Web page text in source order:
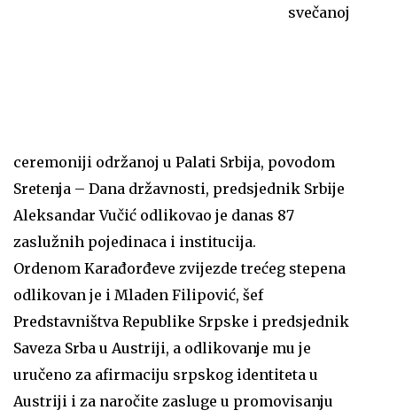
svečanoj
ceremoniji održanoj u Palati Srbija, povodom
Sretenja – Dana državnosti, predsjednik Srbije
Aleksandar Vučić odlikovao je danas 87
zaslužnih pojedinaca i institucija.
Ordenom Karađorđeve zvijezde trećeg stepena
odlikovan je i Mladen Filipović, šef
Predstavništva Republike Srpske i predsjednik
Saveza Srba u Austriji, a odlikovanje mu je
uručeno za afirmaciju srpskog identiteta u
Austriji i za naročite zasluge u promovisanju